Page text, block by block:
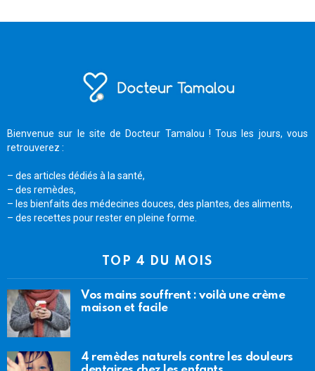
Bienvenue sur le site de Docteur Tamalou ! Tous les jours, vous
retrouverez :
– des articles dédiés à la santé,
– des remèdes,
– les bienfaits des médecines douces, des plantes, des aliments,
– des recettes pour rester en pleine forme.
TOP 4 DU MOIS
Vos mains souffrent : voilà une crème
maison et facile
4 remèdes naturels contre les douleurs